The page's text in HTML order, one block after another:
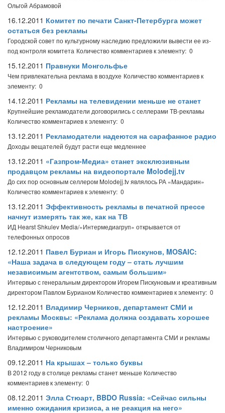
Ольгой Абрамовой
16.12.2011 Комитет по печати Санкт-Петербурга может
остаться без рекламы
Городской совет по культурному наследию предложили вывести ее из-
под контроля комитета Количество комментариев к элементу: 0
15.12.2011 Правнуки Монгольфье
Чем привлекательна реклама в воздухе Количество комментариев к
элементу: 0
14.12.2011 Рекламы на телевидении меньше не станет
Крупнейшие рекламодатели договорились с селлерами ТВ-рекламы
Количество комментариев к элементу: 0
13.12.2011 Рекламодатели надеются на сарафанное радио
Доходы вещателей будут расти еще медленнее
13.12.2011 «Газпром-Медиа» станет эксклюзивным
продавцом рекламы на видеопортале Molodejj.tv
До сих пор основным селлером Molodejj.tv являлось РА «Мандарин»
Количество комментариев к элементу: 0
13.12.2011 Эффективность рекламы в печатной прессе
начнут измерять так же, как на ТВ
ИД Hearst Shkulev Media/«Интермедиагруп» открывается от
телефонных опросов
12.12.2011 Павел Буриан и Игорь Пискунов, MOSAIC:
«Наша задача в следующем году – стать лучшим
независимым агентством, самым большим»
Интервью с генеральным директором Игорем Пискуновым и креативным
директором Павлом Бурианом Количество комментариев к элементу: 0
12.12.2011 Владимир Черников, департамент СМИ и
рекламы Москвы: «Реклама должна создавать хорошее
настроение»
Интервью с руководителем столичного департамента СМИ и рекламы
Владимиром Черниковым
09.12.2011 На крышах – только буквы
В 2012 году в столице рекламы станет меньше Количество
комментариев к элементу: 0
08.12.2011 Элла Стюарт, BBDO Russia: «Сейчас сильны
именно ожидания кризиса, а не реакция на него»